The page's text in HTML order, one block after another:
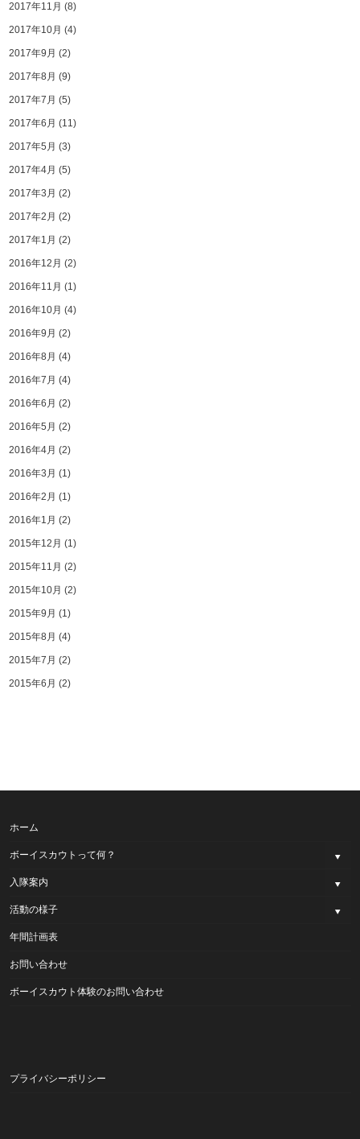
2017年11月 (8)
2017年10月 (4)
2017年9月 (2)
2017年8月 (9)
2017年7月 (5)
2017年6月 (11)
2017年5月 (3)
2017年4月 (5)
2017年3月 (2)
2017年2月 (2)
2017年1月 (2)
2016年12月 (2)
2016年11月 (1)
2016年10月 (4)
2016年9月 (2)
2016年8月 (4)
2016年7月 (4)
2016年6月 (2)
2016年5月 (2)
2016年4月 (2)
2016年3月 (1)
2016年2月 (1)
2016年1月 (2)
2015年12月 (1)
2015年11月 (2)
2015年10月 (2)
2015年9月 (1)
2015年8月 (4)
2015年7月 (2)
2015年6月 (2)
ホーム
ボーイスカウトって何？
入隊案内
活動の様子
年間計画表
お問い合わせ
ボーイスカウト体験のお問い合わせ
プライバシーポリシー